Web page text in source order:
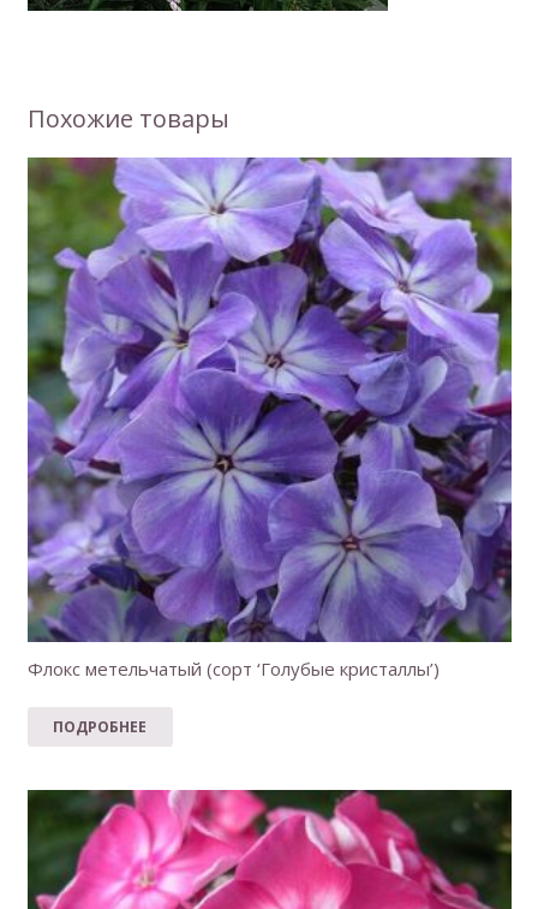
Похожие товары
Флокс метельчатый (сорт ‘Голубые кристаллы’)
ПОДРОБНЕЕ